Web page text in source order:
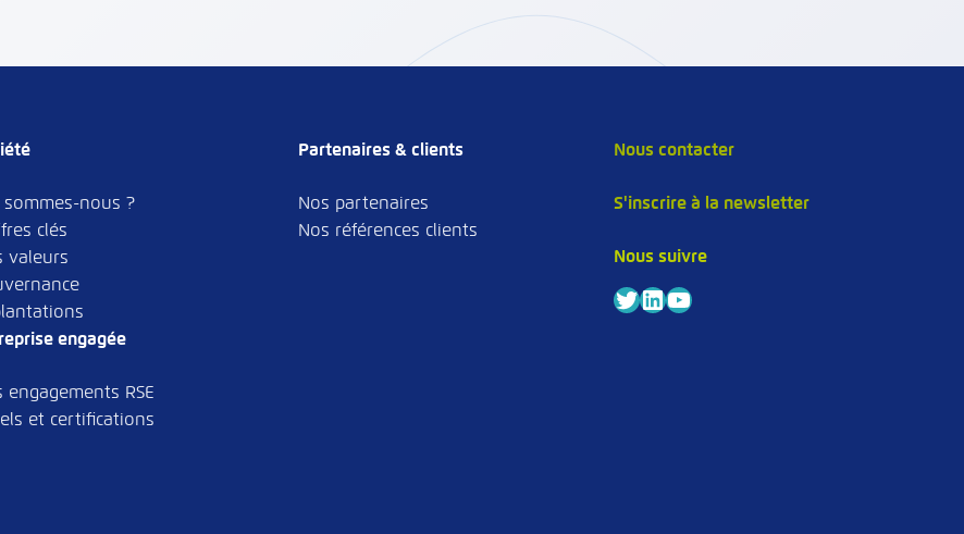
sommes-nous ?
clés
valeurs
Partenaires & clients
Nos partenaires
Nos références clients
engagée
engagements RSE
et certifications
Nous contacter
S'inscrire à la newsletter
Nous suivre
Twitter
LinkedIn
YouTube